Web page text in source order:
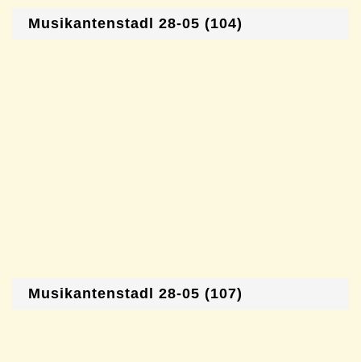
Musikantenstadl 28-05 (104)
Musikantenstadl 28-05 (107)